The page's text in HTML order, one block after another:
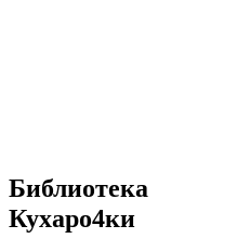
Библиотека
Кухаро4ки